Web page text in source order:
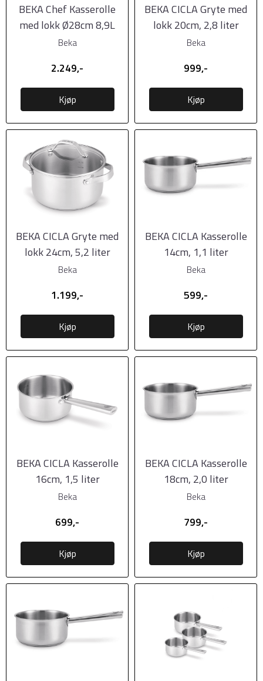
BEKA Chef Kasserolle
med lokk Ø28cm 8,9L
Beka
2.249,-
Kjøp
BEKA CICLA Gryte med
lokk 20cm, 2,8 liter
Beka
999,-
Kjøp
BEKA CICLA Gryte med
lokk 24cm, 5,2 liter
Beka
1.199,-
Kjøp
BEKA CICLA Kasserolle
14cm, 1,1 liter
Beka
599,-
Kjøp
BEKA CICLA Kasserolle
16cm, 1,5 liter
Beka
699,-
Kjøp
BEKA CICLA Kasserolle
18cm, 2,0 liter
Beka
799,-
Kjøp